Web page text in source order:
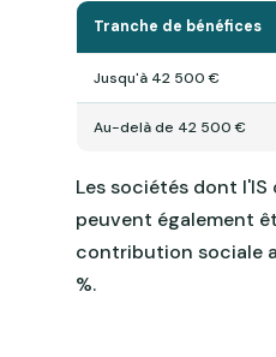
Tranche de bénéfices
Jusqu'à 42 500 €
Au-delà de 42 500 €
Les sociétés dont
peuvent également
contribution sociale
%.